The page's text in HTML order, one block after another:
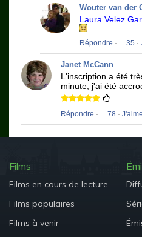
Wouter van der
Laura Velez
Répondre · 35 ·
Janet McCann
L'inscription a été
minute, j'ai été
Répondre · 78 · J'aime
Films
Films en cours de lecture
Films populaires
Films à venir